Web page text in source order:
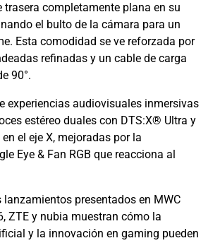
trasera completamente plana en su
el bulto de la cámara para un
Esta comodidad se ve reforzada por
refinadas y un cable de carga
90°.
experiencias audiovisuales inmersivas
estéreo duales con DTS:X® Ultra y
el eje X, mejoradas por la
Eye & Fan RGB que reacciona al
lanzamientos presentados en MWC
ZTE y nubia muestran cómo la
y la innovación en gaming pueden